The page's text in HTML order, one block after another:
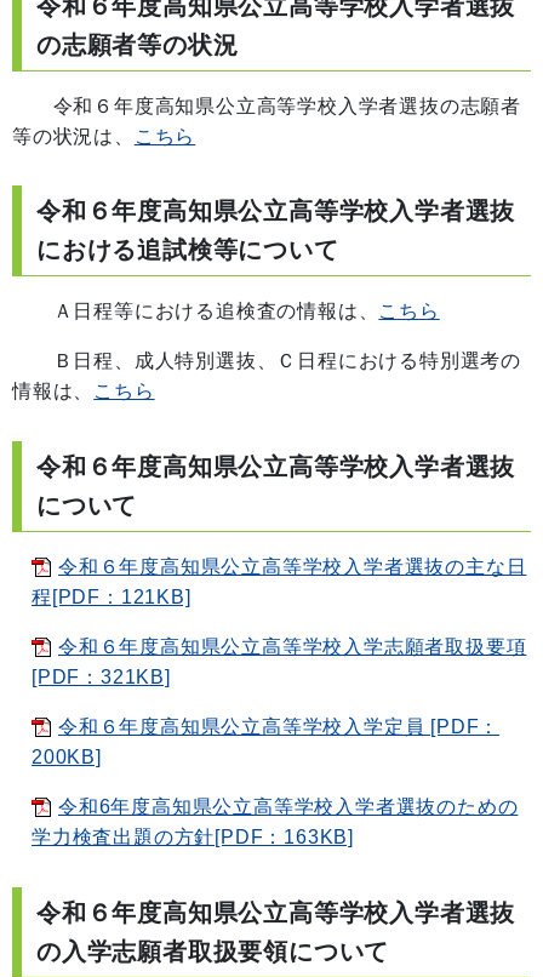
令和６年度高知県公立高等学校入学者選抜
の志願者等の状況
令和６年度高知県公立高等学校入学者選抜の志願者
等の状況は、
こちら
令和６年度高知県公立高等学校入学者選抜
における追試検等について
Ａ日程等における追検査の情報は、 こちら
Ｂ日程、成人特別選抜、Ｃ日程における特別選考の
情報は、
こちら
令和６年度高知県公立高等学校入学者選抜
について
令和６年度高知県公立高等学校入学者選抜の主な日
程[PDF：121KB]
令和６年度高知県公立高等学校入学志願者取扱要項
[PDF：321KB]
令和６年度高知県公立高等学校入学定員 [PDF：
200KB]
令和6年度高知県公立高等学校入学者選抜のための
学力検査出題の方針[PDF：163KB]
令和６年度高知県公立高等学校入学者選抜
の入学志願者取扱要領について